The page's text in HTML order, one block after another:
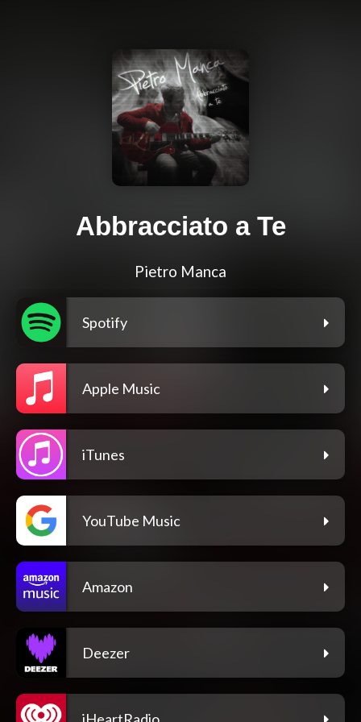
Abbracciato a Te
Pietro Manca
Spotify
Apple Music
iTunes
YouTube Music
Amazon
Deezer